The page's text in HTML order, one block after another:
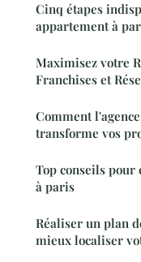
Cinq étapes
appartement à
Maximisez votre
Franchises et
Comment
transforme vos
Top conseils
à paris
Réaliser un plan
mieux localiser